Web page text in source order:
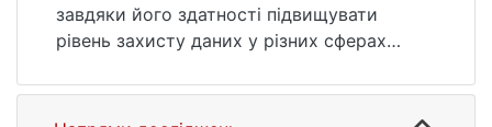
завдяки його здатності підвищувати
рівень захисту даних у різних сферах
охорони здоров'я. У статті розглянуто, як
блокчейн-орієнтовані моделі та методи